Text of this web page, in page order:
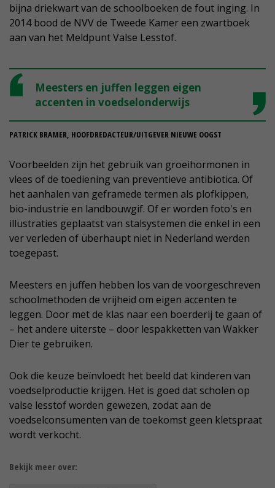
bijna driekwart van de schoolboeken de fout inging. In
2014 bood de NVV de Tweede Kamer een zwartboek
aan van het Meldpunt Valse Lesstof.
Meesters en juffen leggen eigen
accenten in voedselonderwijs
PATRICK BRAMER, HOOFDREDACTEUR/UITGEVER NIEUWE OOGST
Voorbeelden zijn het gebruik van groeihormonen in
vlees of de toediening van preventieve antibiotica. Of
het aanhalen van geframede termen als plofkippen,
bio-industrie en landbouwgif. Of er worden foto's en
illustraties geplaatst van stalsystemen die enkel in een
ver verleden of überhaupt niet in Nederland werden
toegepast.
Meesters en juffen hebben los van de voorgeschreven
schoolmethoden de vrijheid om eigen accenten te
leggen. Door met de klas naar een boerderij te gaan of
– het andere uiterste – door lespakketten van Wakker
Dier te gebruiken.
Ook die keuze beïnvloedt het beeld dat kinderen van
voedselproductie krijgen. Het is goed dat scholen op
valse lesstof worden gewezen, zodat aan de
voedselconsumenten van de toekomst geen kletspraat
wordt verkocht.
Bekijk meer over: